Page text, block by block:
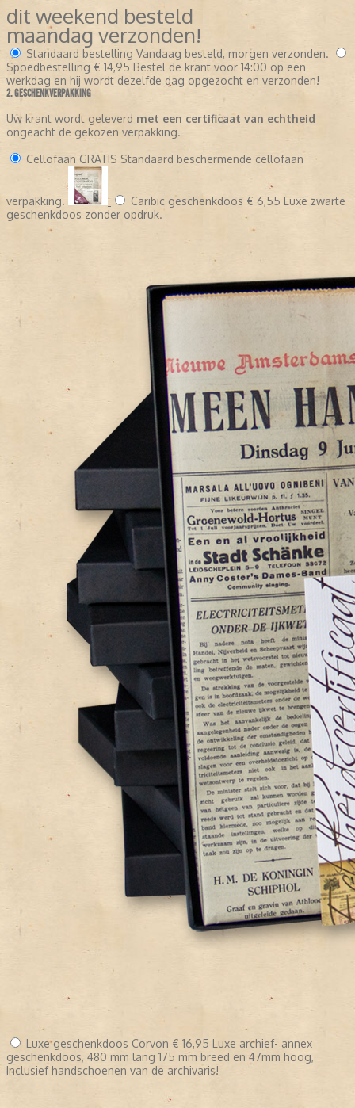
dit weekend besteld
maandag verzonden!
Standaard bestelling Vandaag besteld, morgen verzonden.
Spoedbestelling € 14,95 Bestel de krant voor 14:00 op een
werkdag en hij wordt dezelfde dag opgezocht en verzonden!
2. GESCHENKVERPAKKING
Uw krant wordt geleverd met een certificaat van echtheid
ongeacht de gekozen verpakking.
Cellofaan GRATIS Standaard beschermende cellofaan
verpakking. Caribic geschenkdoos € 6,55 Luxe zwarte
geschenkdoos zonder opdruk.
Luxe geschenkdoos Corvon € 16,95 Luxe archief- annex
geschenkdoos, 480 mm lang 175 mm breed en 47mm hoog,
Inclusief handschoenen van de archivaris!